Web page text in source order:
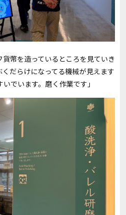
貨幣を造っているところを見ていき
だらけになってる機械が見えます
でいます。磨く作業です」